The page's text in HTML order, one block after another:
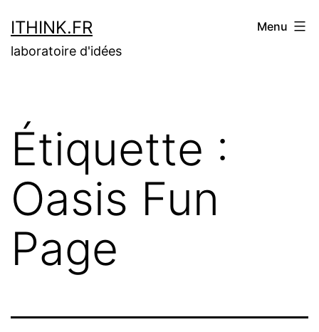
au
contenu
ITHINK.FR
laboratoire d'idées
Menu
Étiquette :
Oasis Fun
Page